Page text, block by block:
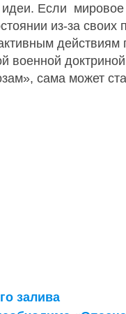
идеи. Если
из-за своих
военной
сама может
залива